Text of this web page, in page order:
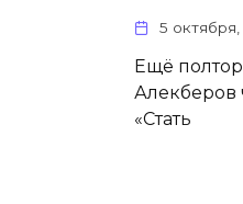
5
Ещё
Алекберов
«Стать